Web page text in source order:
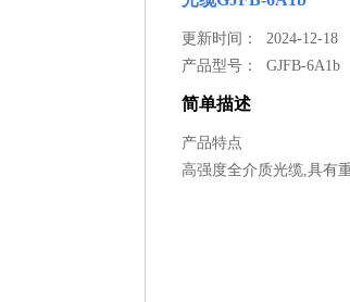
更新时间： 2024-12-18
产品型号：GJFB-6A1b
简单描述
产品特点
高强度全介质光缆,具有